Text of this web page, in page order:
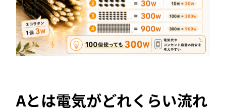
Aとは電気がどれくらい流れ